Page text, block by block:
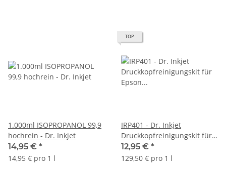
1.000ml ISOPROPANOL 99,9
hochrein - Dr. Inkjet
14,95 € *
14,95 € pro 1 l
TOP
IRP401 - Dr. Inkjet
Druckkopfreinigungskit für
Epson Kleinformatdrucker
A4 & A3
12,95 € *
129,50 € pro 1 l